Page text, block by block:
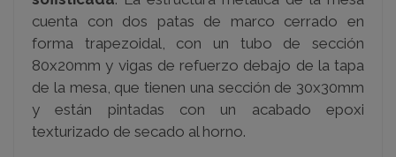
cuenta con dos patas de marco cerrado en
forma trapezoidal, con un tubo de sección
80x20mm y vigas de refuerzo debajo de la tapa
de la mesa, que tienen una sección de 30x30mm
y están pintadas con un acabado epoxi
texturizado de secado al horno.